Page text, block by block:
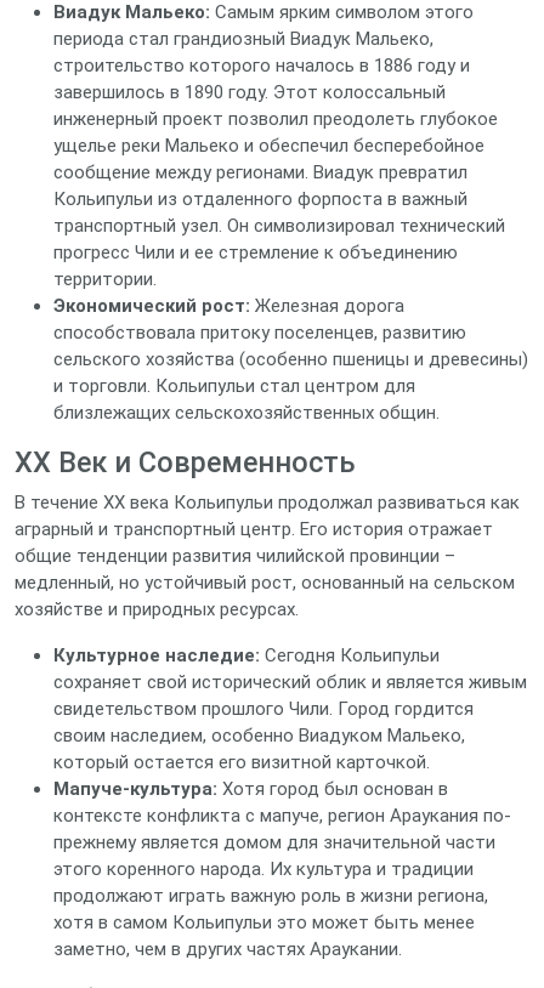
Виадук Мальеко: Самым ярким символом этого
периода стал грандиозный Виадук Мальеко,
строительство которого началось в 1886 году и
завершилось в 1890 году. Этот колоссальный
инженерный проект позволил преодолеть глубокое
ущелье реки Мальеко и обеспечил бесперебойное
сообщение между регионами. Виадук превратил
Кольипульи из отдаленного форпоста в важный
транспортный узел. Он символизировал технический
прогресс Чили и ее стремление к объединению
территории.
Экономический рост: Железная дорога
способствовала притоку поселенцев, развитию
сельского хозяйства (особенно пшеницы и древесины)
и торговли. Кольипульи стал центром для
близлежащих сельскохозяйственных общин.
XX Век и Современность
В течение XX века Кольипульи продолжал развиваться как
аграрный и транспортный центр. Его история отражает
общие тенденции развития чилийской провинции –
медленный, но устойчивый рост, основанный на сельском
хозяйстве и природных ресурсах.
Культурное наследие: Сегодня Кольипульи
сохраняет свой исторический облик и является живым
свидетельством прошлого Чили. Город гордится
своим наследием, особенно Виадуком Мальеко,
который остается его визитной карточкой.
Мапуче-культура: Хотя город был основан в
контексте конфликта с мапуче, регион Араукания по-
прежнему является домом для значительной части
этого коренного народа. Их культура и традиции
продолжают играть важную роль в жизни региона,
хотя в самом Кольипульи это может быть менее
заметно, чем в других частях Араукании.